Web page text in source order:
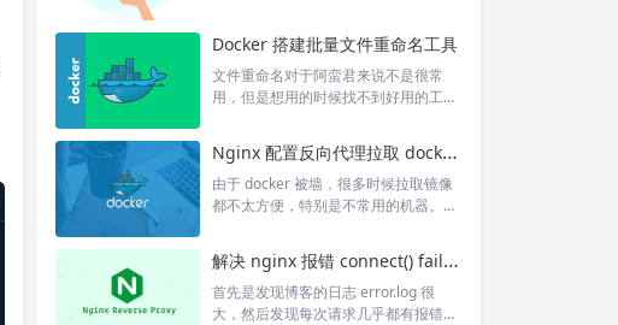
多线程允许在同一程序中同时执行多个
任务，提高程序的并发性和响应能力。
线程可以共享内存空间，方便数据交换
和通信。 三种方式创建线程 1. 继承Thr
写 run() 方法，在需要的地方调用 start
方法进行执行线程。 注意：需要调用 st
art...
Docker 搭建批量文件重命名工具
文件重命名对于阿蛮君来说不是很常
用，但是想用的时候找不到好用的工具
器可以批量重命名的开源项目，觉得很
是惊喜。并且原来的功能只有修改比如
删除或者替换，不能进行全新命名，阿
蛮君提过 issue 以后，这个也加上了。
pi 的缘故，只支持 https 访问。如果使
用 nginx 反代，那么可以反代到 http 端
口，但同时阿蛮君制作的...
Nginx 配置反向代理拉取 docker 镜像
由于 docker 被墙，很多时候拉取镜像
都不太方便，特别是不常用的机器。要
ave，再 docker load。 由于最近刚买
了一台 UCloud 的香港机器，且续费同
价 139 每年，可以说非常实惠了。但是
他的线路不是很好，去程绕 ntt，不过
解决 nginx 报错 connect() failed (111：Connection refused)
首先是发现博客的日志 error.log 很
大，然后发现每次请求几乎都有报错，